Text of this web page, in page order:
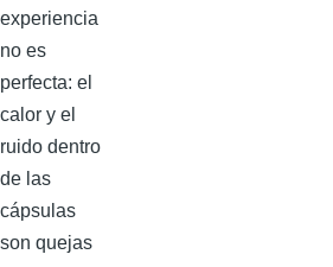
experiencia
no es
perfecta: el
calor y el
ruido dentro
de las
cápsulas
son quejas